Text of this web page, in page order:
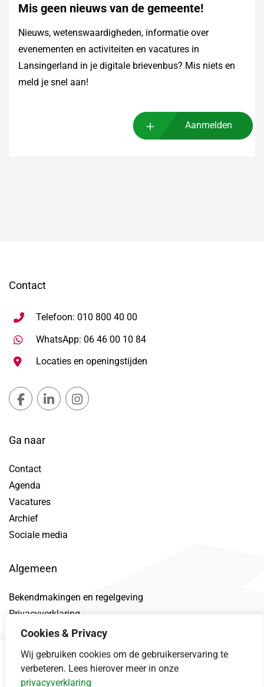
Cookies & Privacy
Wij gebruiken cookies om de gebruikerservaring te
verbeteren. Lees hierover meer in onze
privacyverklaring
Mis geen nieuws van de gemeente!
Nieuws, wetenswaardigheden, informatie over
evenementen en activiteiten en vacatures in
Lansingerland in je digitale brievenbus? Mis niets en
meld je snel aan!
Aanmelden
Contact
Telefoon: 010 800 40 00
WhatsApp: 06 46 00 10 84Stuur WhatsApp bericht,
Locaties en openingstijden
Gemeente Lansingerland Facebook, opent in nieuw
Gemeente Lansingerland LinkedIn, opent in
Ga naar
Contact
Agenda
Vacatures
Archief
Sociale media
Algemeen
Bekendmakingen en regelgeving
Privacyverklaring
Toegankelijkheidsverklaring
Datalek